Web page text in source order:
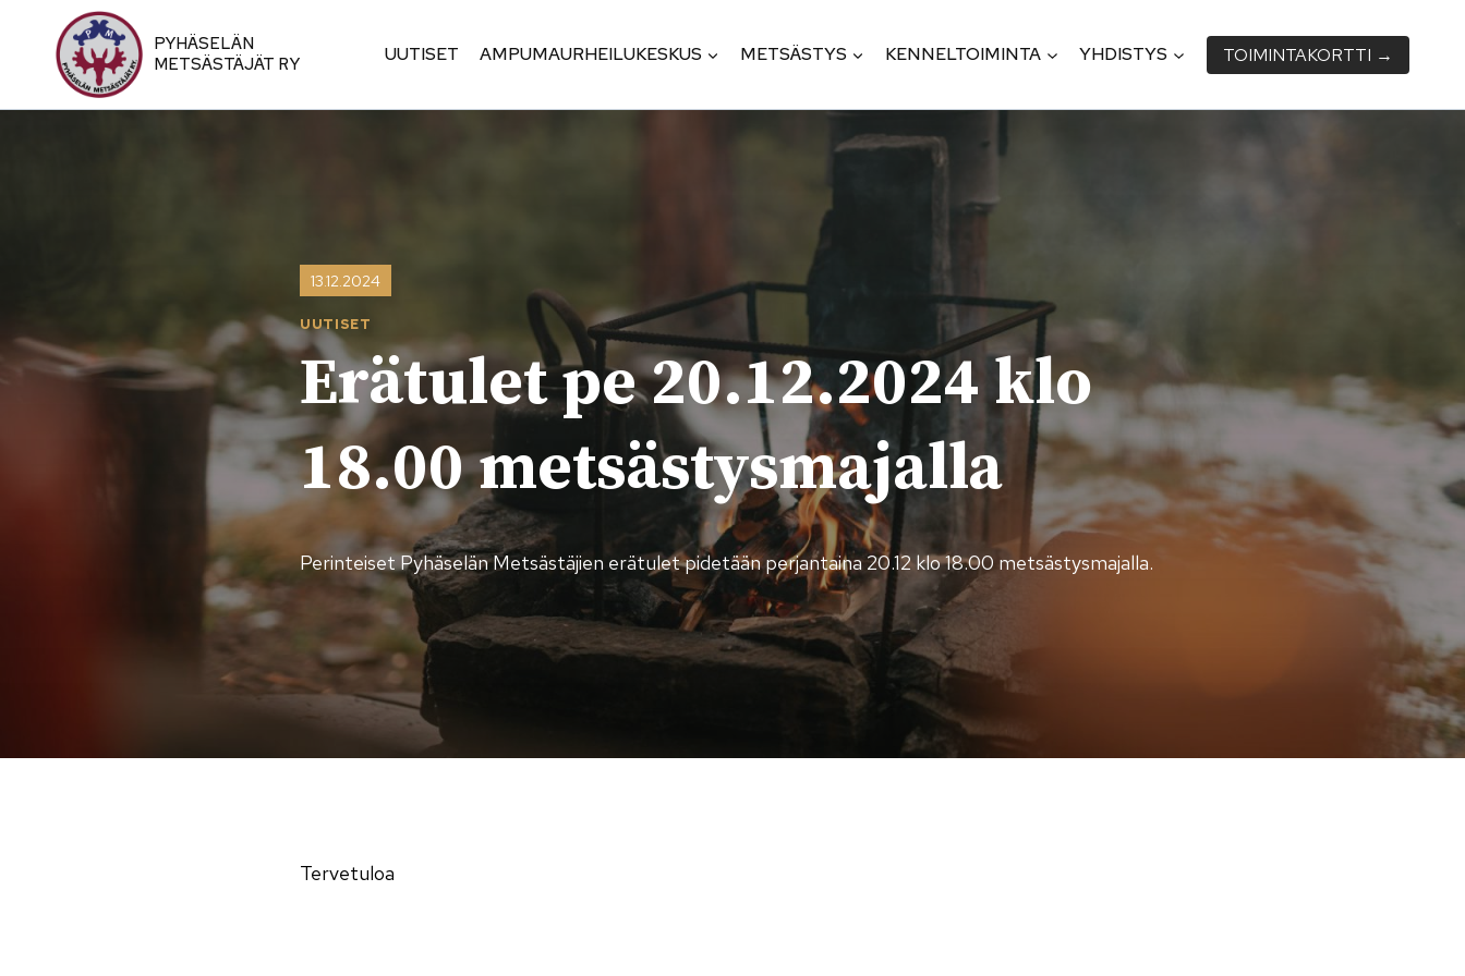
sisältöön
PYHÄSELÄN
METSÄSTÄJÄT RY
UUTISET AMPUMAURHEILUKESKUS METSÄSTYS KENNELTOIMINTA YHDISTYS TOIMINTA­KORTTI →
UUTISET
Erätulet pe 20.12.2024 klo
18.00 metsästysmajalla
13.12.2024
Perinteiset Pyhäselän Metsästäjien erätulet pidetään perjantaina 20.12 klo 18.00 metsästysmajalla.
Tervetuloa